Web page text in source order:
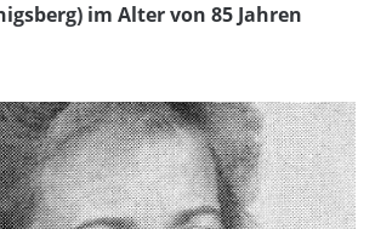
im Alter von 85 Jahren